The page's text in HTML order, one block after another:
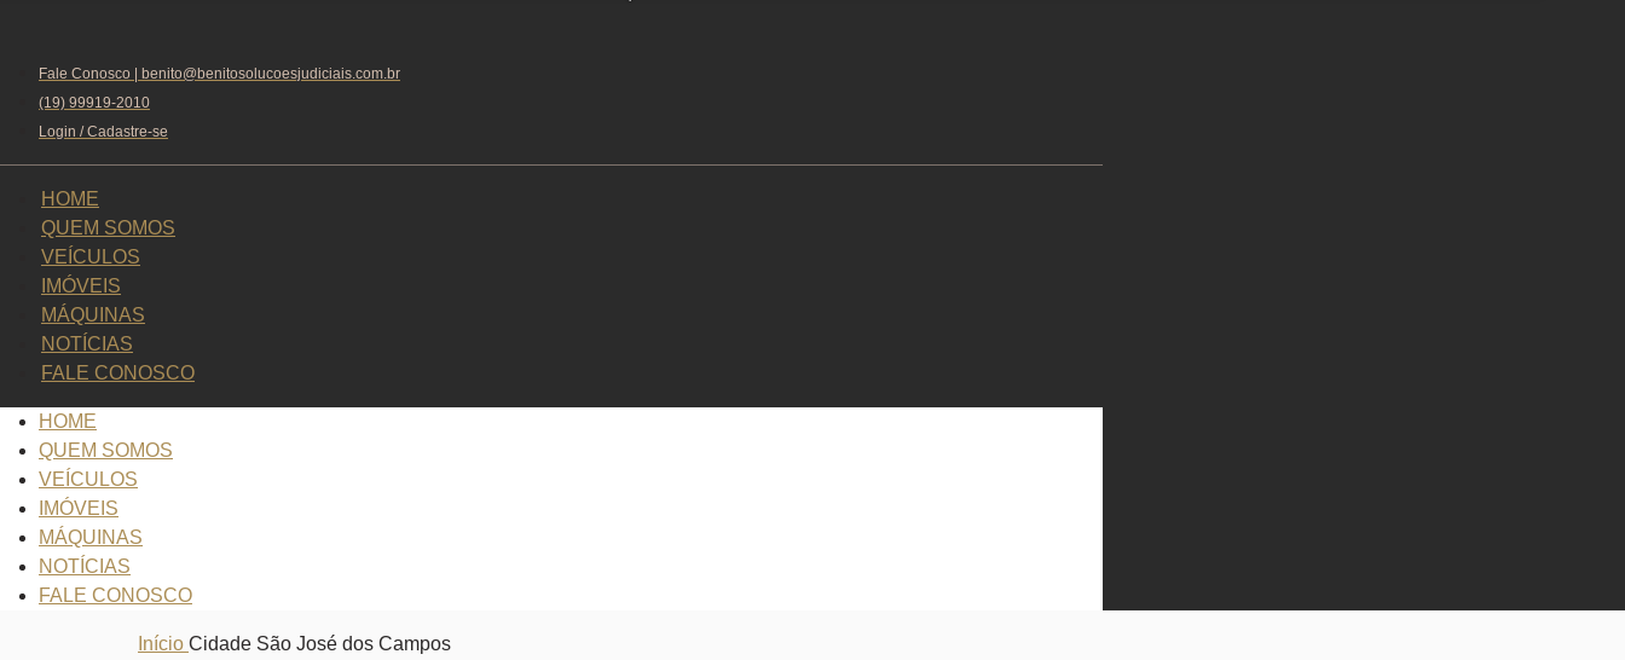
Fale Conosco | benito@benitosolucoesjudiciais.com.br
(19) 99919-2010
Login / Cadastre-se
HOME
QUEM SOMOS
VEÍCULOS
IMÓVEIS
MÁQUINAS
NOTÍCIAS
FALE CONOSCO
HOME
QUEM SOMOS
VEÍCULOS
IMÓVEIS
MÁQUINAS
NOTÍCIAS
FALE CONOSCO
Início Cidade São José dos Campos